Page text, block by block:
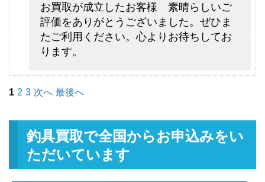
ーン 7063 ＃3 7’6” 未使用
釣具買取クーポンg-
turi20260505 （2026/05/31迄）
2026/05/02
ダイワ ベイトリール TDジリオン
使用
釣具買取クーポン
ダイワ ベイトリール ジリオン
TW HD 1520SHL 左 未使用
釣具買取クーポン g-
33,000円
2026/05/02
お買取が成立したお客様 素晴らしいご
評価をありがとうございました。ぜひま
たご利用ください。心よりお待ちしてお
ります。
1 2 3 次へ 最後へ
釣具買取で全国からお申込みをい
ただいています